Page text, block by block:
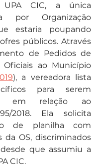
CIC, a única
por Organização
estaria poupando
públicos. Através
de Pedidos de
Oficiais ao Município
), a vereadora lista
para serem
em relação ao
2018. Ela solicita
de planilha com
da OS, discriminados
que assumiu a
CIC.